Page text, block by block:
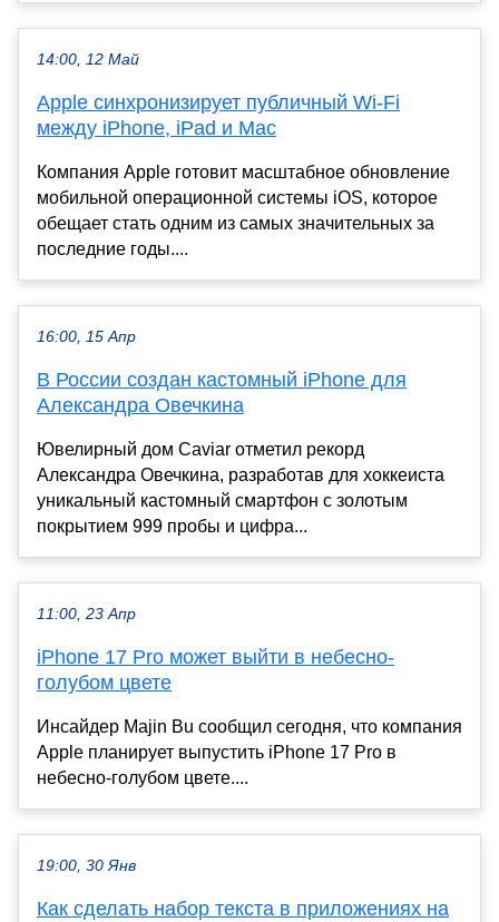
14:00, 12 Май
Apple синхронизирует публичный Wi-Fi
между iPhone, iPad и Mac
Компания Apple готовит масштабное обновление
мобильной операционной системы iOS, которое
обещает стать одним из самых значительных за
последние годы....
16:00, 15 Апр
В России создан кастомный iPhone для
Александра Овечкина
Ювелирный дом Caviar отметил рекорд
Александра Овечкина, разработав для хоккеиста
уникальный кастомный смартфон с золотым
покрытием 999 пробы и цифра...
11:00, 23 Апр
iPhone 17 Pro может выйти в небесно-
голубом цвете
Инсайдер Majin Bu сообщил сегодня, что компания
Apple планирует выпустить iPhone 17 Pro в
небесно-голубом цвете....
19:00, 30 Янв
Как сделать набор текста в приложениях на